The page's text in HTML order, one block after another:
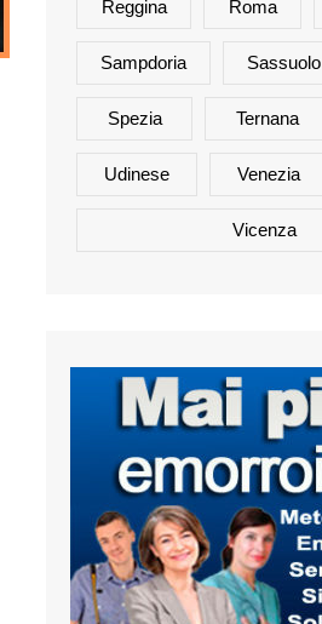
Reggina Roma
Sampdoria Sassuolo
Spezia Ternana
Udinese Venezia
Vicenza